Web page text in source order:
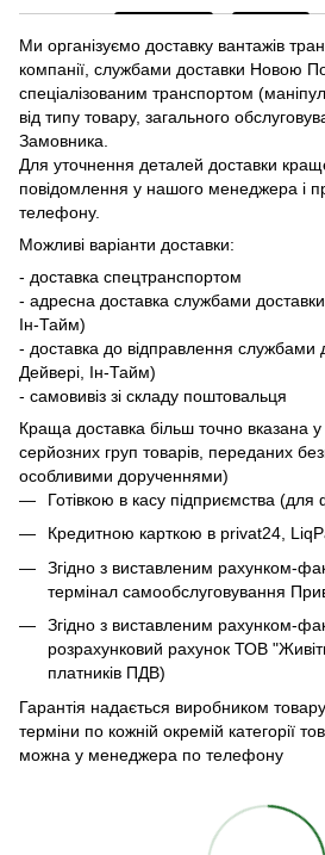
Ми організуємо доставку вантажів
компанії, службами доставки Новою
спеціалізованим транспортом
від типу товару, загального
Замовника.
Для уточнення деталей доставки
повідомлення у нашого менеджера і
телефону.
Можливі варіанти доставки:
- доставка спецтранспортом
- адресна доставка службами
Ін-Тайм)
- доставка до відправлення службами
Дейвері, Ін-Тайм)
- самовивіз зі складу поштовальця
Краща доставка більш точно вказана
серйозних груп товарів, переданих
особливими дорученнями)
Готівкою в касу підприємства (для
Кредитною карткою в privat24,
Згідно з виставленим рахунком-
термінал самообслуговування
Згідно з виставленим рахунком-
розрахунковий рахунок ТОВ
платників ПДВ)
Гарантія надається виробником
терміни по кожній окремій категорії
можна у менеджера по телефону